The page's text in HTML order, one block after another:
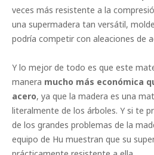
veces más resistente a la
una supermadera tan versátil,
podría competir con aleaciones de
Y lo mejor de todo es que este
manera mucho más económica
acero, ya que la madera es una
literalmente de los árboles. Y si te
de los grandes problemas de la
equipo de Hu muestran que su